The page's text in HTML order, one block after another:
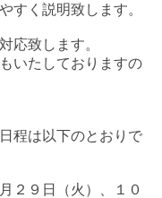
すく説明致します。
応致します。
いたしておりますの
程は以下のとおりで
日（火）、１０